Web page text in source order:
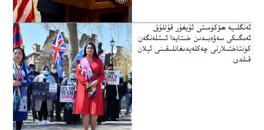
ئەنگلىيە ھۆكۈمىتى ئۇيغۇر قۇللۇق
ئەمگىكى سەۋەبىدىن خىتايدا ئىشلەنگەن
كۈنتاختىلارنى چەكلەيدىغانلىقىنى ئېلان
قىلدى